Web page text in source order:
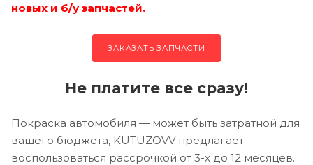
новых и б/у запчастей.
ЗАКАЗАТЬ ЗАПЧАСТИ
Не платите все сразу!
Покраска автомобиля — может быть затратной для
вашего бюджета, KUTUZOVV предлагает
воспользоваться рассрочкой от 3-х до 12 месяцев.